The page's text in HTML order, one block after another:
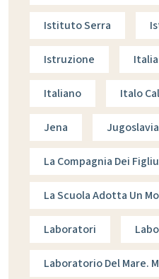
Istituto Serra
Istruzione Italia
Italiano Italo
Jena Jugoslavia
La Compagnia Dei
La Scuola Adotta Un
Laboratori
Laboratorio Del Mare.